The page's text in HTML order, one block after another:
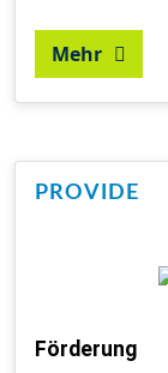
Mehr
PROVIDE
Förderung